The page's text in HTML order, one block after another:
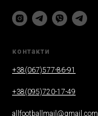
контакти
+38(067)577-86-91
+38(095)720-17-49
allfootballmail@gmail.com